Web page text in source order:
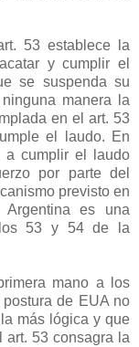
53 establece la
y cumplir el
se suspenda su
manera la
en el art. 53
el laudo. En
a cumplir el laudo
por parte del
previsto en
es una
53 y 54 de
la
mano a los
de EUA no
más lógica y que
art. 53 consagra la